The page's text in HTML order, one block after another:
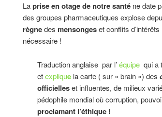
Laprise en otage de notre santéne date
des groupes pharmaceutiques explose
règnedes mensongeset conflits
nécessaire !
Traduction anglaise par l’équipe qui a
etexpliquela carte ( sur « brain ») des
officielleset influentes, de milieux
pédophile mondial où corruption,
proclamant l’éthique !